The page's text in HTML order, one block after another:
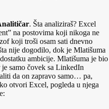
. Šta analiziraš? Excel
na postovima koji nikoga ne
koji troši osam sati dnevno
nije dogodilo, dok je Mlatišuma
ambicije. Mlatišuma je bio
samo čovek sa LinkedIn
da on zapravo samo… pa,
otvori Excel, pogleda u njega